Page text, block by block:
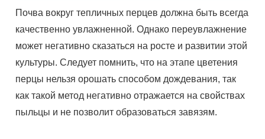
Почва вокруг тепличных перцев должна быть всегда
качественно увлажненной. Однако переувлажнение
может негативно сказаться на росте и развитии этой
культуры. Следует помнить, что на этапе цветения
перцы нельзя орошать способом дождевания, так
как такой метод негативно отражается на свойствах
пыльцы и не позволит образоваться завязям.